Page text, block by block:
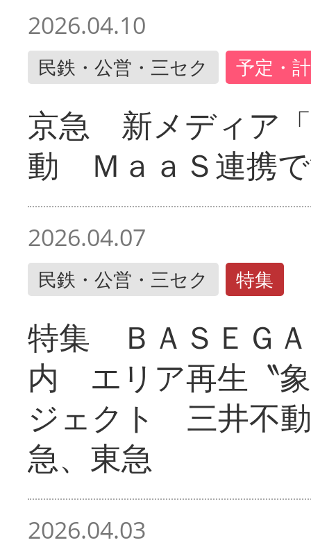
2026.04.10
民鉄・公営・三セク 予定・
京急 新メディア
動 ＭａａＳ連携
2026.04.07
民鉄・公営・三セク 特集
特集 ＢＡＳＥＧ
内 エリア再生〝
ジェクト 三井不
急、東急
2026.04.03